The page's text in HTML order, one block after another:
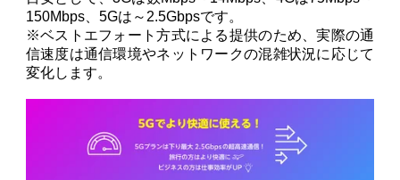
150Mbps、5Gは～2.5Gbpsです。
※ベストエフォート方式による提供のため、実際の通
信速度は通信環境やネットワークの混雑状況に応じて
変化します。